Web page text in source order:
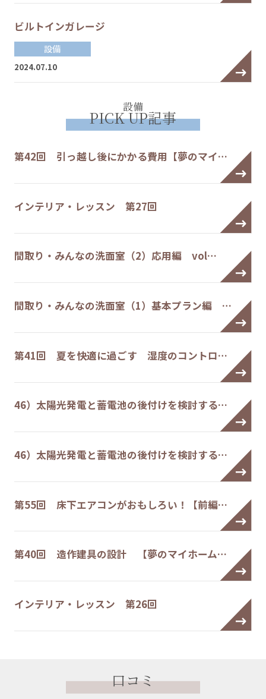
ビルトインガレージ
設備
2024.07.10
設備
PICK UP記事
第42回 引っ越し後にかかる費用【夢のマイ…
インテリア・レッスン 第27回
間取り・みんなの洗面室（2）応用編 vol…
間取り・みんなの洗面室（1）基本プラン編 …
第41回 夏を快適に過ごす 湿度のコントロ…
46）太陽光発電と蓄電池の後付けを検討する…
46）太陽光発電と蓄電池の後付けを検討する…
第55回 床下エアコンがおもしろい！【前編…
第40回 造作建具の設計 【夢のマイホーム…
インテリア・レッスン 第26回
口コミ